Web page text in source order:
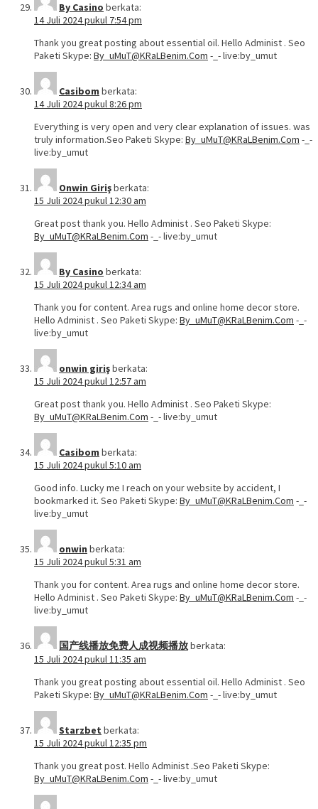
By Casino berkata:
14 Juli 2024 pukul 7:54 pm
Thank you great posting about essential oil. Hello Administ . Seo
Paketi Skype: By_uMuT@KRaLBenim.Com -_- live:by_umut
Casibom berkata:
14 Juli 2024 pukul 8:26 pm
Everything is very open and very clear explanation of issues. was
truly information.Seo Paketi Skype: By_uMuT@KRaLBenim.Com -_-
live:by_umut
Onwin Girişberkata:
15 Juli 2024 pukul 12:30 am
Great post thank you. Hello Administ . Seo Paketi Skype:
By_uMuT@KRaLBenim.Com -_- live:by_umut
By Casino berkata:
15 Juli 2024 pukul 12:34 am
Thank you for content. Area rugs and online home decor store.
Hello Administ . Seo Paketi Skype: By_uMuT@KRaLBenim.Com -_-
live:by_umut
onwin girişberkata:
15 Juli 2024 pukul 12:57 am
Great post thank you. Hello Administ . Seo Paketi Skype:
By_uMuT@KRaLBenim.Com -_- live:by_umut
Casibom berkata:
15 Juli 2024 pukul 5:10 am
Good info. Lucky me I reach on your website by accident, I
bookmarked it. Seo Paketi Skype: By_uMuT@KRaLBenim.Com -_-
live:by_umut
onwin berkata:
15 Juli 2024 pukul 5:31 am
Thank you for content. Area rugs and online home decor store.
Hello Administ . Seo Paketi Skype: By_uMuT@KRaLBenim.Com -_-
live:by_umut
国产线播放免费人成视频播放berkata:
15 Juli 2024 pukul 11:35 am
Thank you great posting about essential oil. Hello Administ . Seo
Paketi Skype: By_uMuT@KRaLBenim.Com -_- live:by_umut
Starzbet berkata:
15 Juli 2024 pukul 12:35 pm
Thank you great post. Hello Administ .Seo Paketi Skype:
By_uMuT@KRaLBenim.Com -_- live:by_umut